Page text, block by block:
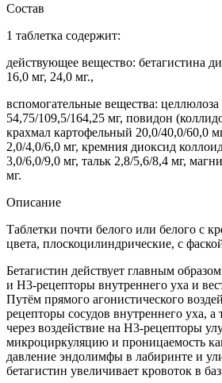
Состав
1 таблетка содержит:
действующее вещество: бетагистина
16,0 мг, 24,0 мг.,
вспомогательные вещества:
54,75/109,5/164,25 мг, повидон
крахмал картофельный 20,0/40,0/60,0
2,0/4,0/6,0 мг, кремния диоксид
3,0/6,0/9,0 мг, тальк 2,8/5,6/8,4 мг,
мг.
Описание
Таблетки почти белого или белого с
цвета, плоскоцилиндрические, с
Бетагистин действует главным
и Н3-рецепторы внутреннего уха и
Путём прямого агонистического
рецепторы сосудов внутреннего уха, а
через воздействие на Н3-рецепторы
микроциркуляцию и проницаемость
давление эндолимфы в лабиринте и
бетагистин увеличивает кровоток в